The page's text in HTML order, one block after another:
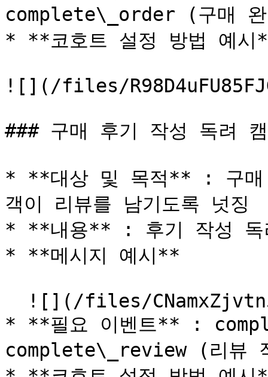
complete\_order (구매
* **코호트 설정 방법 예
![](/files/
### 구매 후기 작성 독려
* **대상 및 목적** : 구매
객이 리뷰를 남기도록 넛징
* **내용** : 후기 작성 독
* **메시지 예시**
* **필요 이벤트** :
complete\_review (리뷰